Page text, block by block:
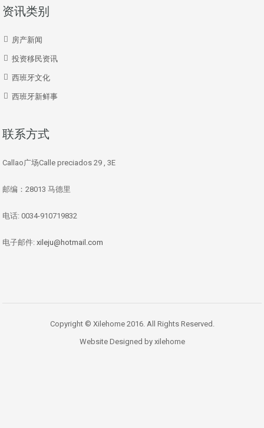
资讯类别
房产新闻
投资移民资讯
西班牙文化
西班牙新鲜事
联系方式
Callao广场Calle preciados 29 , 3E
邮编：28013 马德里
电话: 0034-910719832
电子邮件: xileju@hotmail.com
Copyright © Xilehome 2016. All Rights Reserved.
Website Designed by xilehome